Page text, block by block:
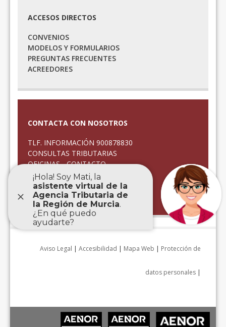
ACCESOS DIRECTOS
CONVENIOS
MODELOS Y FORMULARIOS
PREGUNTAS FRECUENTES
ACREEDORES
CONTACTA CON NOSOTROS
TLF. INFORMACIÓN 900878830
CONSULTAS TRIBUTARIAS
OFICINAS - CONTACTO
CITA PREVIA
QUEJAS Y SUGERENCIAS
ATENCIÓN INCIDENCIAS
Aviso Legal | Accesibilidad | Mapa Web | Protección de
datos personales |